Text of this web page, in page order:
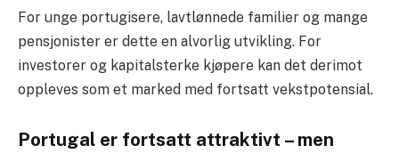
For unge portugisere, lavtlønnede familier og mange
pensjonister er dette en alvorlig utvikling. For
investorer og kapitalsterke kjøpere kan det derimot
oppleves som et marked med fortsatt vekstpotensial.
Portugal er fortsatt attraktivt – men